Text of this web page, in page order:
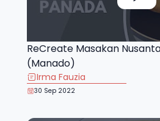
ReCreate Masakan
(Manado)
Irma Fauzia
30 Sep 2022